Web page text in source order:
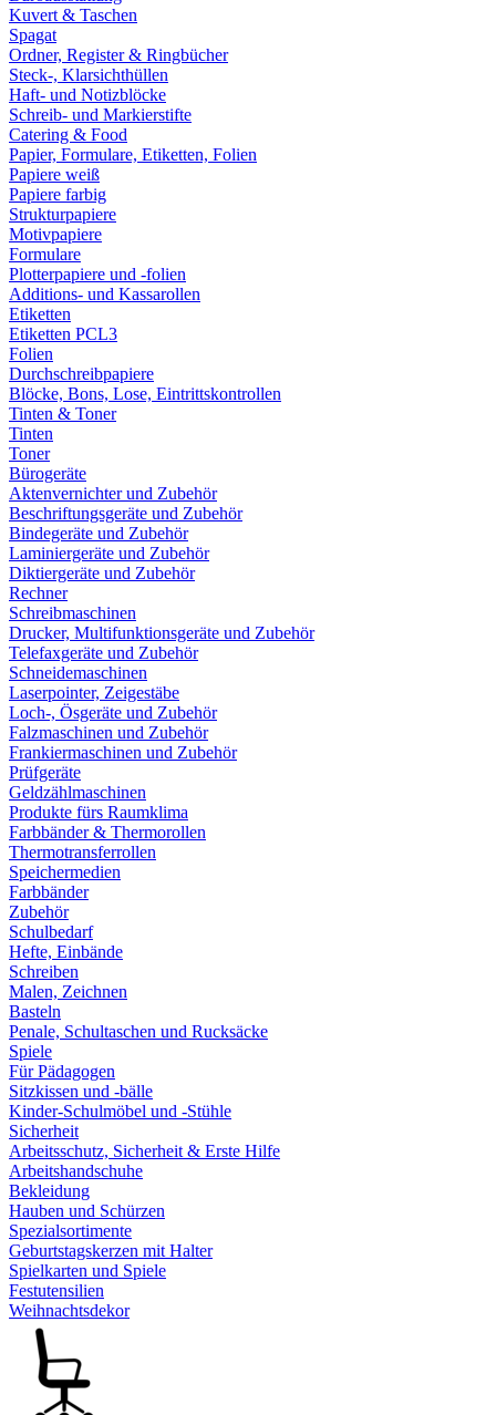
Kuvert & Taschen
Spagat
Ordner, Register & Ringbücher
Steck-, Klarsichthüllen
Haft- und Notizblöcke
Schreib- und Markierstifte
Catering & Food
Papier, Formulare, Etiketten, Folien
Papiere weiß
Papiere farbig
Strukturpapiere
Motivpapiere
Formulare
Plotterpapiere und -folien
Additions- und Kassarollen
Etiketten
Etiketten PCL3
Folien
Durchschreibpapiere
Blöcke, Bons, Lose, Eintrittskontrollen
Tinten & Toner
Tinten
Toner
Bürogeräte
Aktenvernichter und Zubehör
Beschriftungsgeräte und Zubehör
Bindegeräte und Zubehör
Laminiergeräte und Zubehör
Diktiergeräte und Zubehör
Rechner
Schreibmaschinen
Drucker, Multifunktionsgeräte und Zubehör
Telefaxgeräte und Zubehör
Schneidemaschinen
Laserpointer, Zeigestäbe
Loch-, Ösgeräte und Zubehör
Falzmaschinen und Zubehör
Frankiermaschinen und Zubehör
Prüfgeräte
Geldzählmaschinen
Produkte fürs Raumklima
Farbbänder & Thermorollen
Thermotransferrollen
Speichermedien
Farbbänder
Zubehör
Schulbedarf
Hefte, Einbände
Schreiben
Malen, Zeichnen
Basteln
Penale, Schultaschen und Rucksäcke
Spiele
Für Pädagogen
Sitzkissen und -bälle
Kinder-Schulmöbel und -Stühle
Sicherheit
Arbeitsschutz, Sicherheit & Erste Hilfe
Arbeitshandschuhe
Bekleidung
Hauben und Schürzen
Spezialsortimente
Geburtstagskerzen mit Halter
Spielkarten und Spiele
Festutensilien
Weihnachtsdekor